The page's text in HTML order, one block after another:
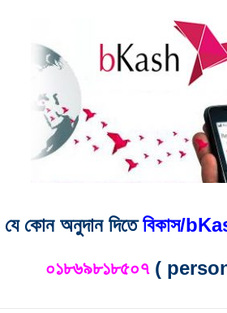
কোন অনুদান দিতেবিকাস/
০১৮৬৯৮১৮৫০৭(